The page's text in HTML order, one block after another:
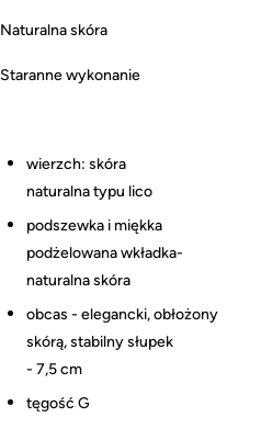
Naturalna skóra
Staranne wykonanie
wierzch: skóra
naturalna typu lico
podszewka i miękka
podżelowana wkładka-
naturalna skóra
obcas - elegancki, obłożony
skórą, stabilny słupek
- 7,5 cm
tęgość G